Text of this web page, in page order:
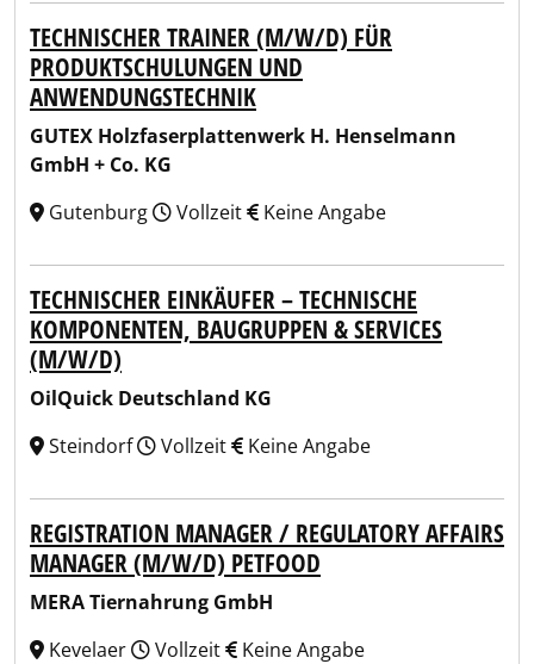
TECHNISCHER TRAINER (M/W/D) FÜR
PRODUKTSCHULUNGEN UND
ANWENDUNGSTECHNIK
GUTEX Holzfaserplattenwerk H. Henselmann
GmbH + Co. KG
Gutenburg
Vollzeit Keine Angabe
TECHNISCHER EINKÄUFER – TECHNISCHE
KOMPONENTEN, BAUGRUPPEN & SERVICES
(M/W/D)
OilQuick Deutschland KG
Steindorf
Vollzeit Keine Angabe
REGISTRATION MANAGER / REGULATORY AFFAIRS
MANAGER (M/W/D) PETFOOD
MERA Tiernahrung GmbH
Kevelaer
Vollzeit Keine Angabe